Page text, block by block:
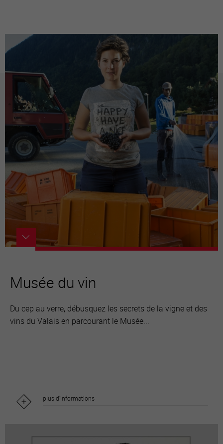
Musée du vin
Du cep au verre, débusquez les secrets de la vigne et des
vins du Valais en parcourant le Musée...
plus d'informations